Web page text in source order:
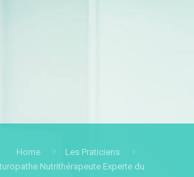
Home
Les Praticiens
Nutrithérapeute Experte du